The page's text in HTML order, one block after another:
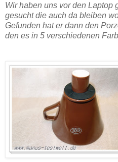
Wir haben uns vor den Laptop
gesucht die auch da bleiben
Gefunden hat er dann den
den es in 5 verschiedenen